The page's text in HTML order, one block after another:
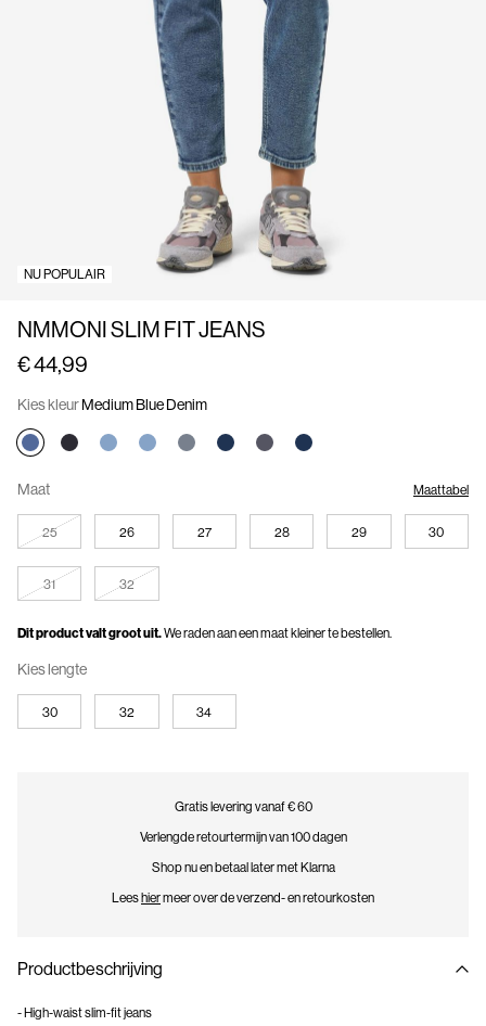
NU POPULAIR
NMMONI SLIM FIT JEANS
€ 44,99
Kies kleurMedium Blue Denim
Maat Maattabel
25 26 27 28 29 30
31 32
Dit product valt groot uit.We raden aan een maat kleiner te bestellen.
Kies lengte
30 32 34
Gratis levering vanaf € 60
Verlengde retourtermijn van 100 dagen
Shop nu en betaal later met Klarna
Lees hiermeer over de verzend- en retourkosten
Productbeschrijving
- High-waist slim-fit jeans